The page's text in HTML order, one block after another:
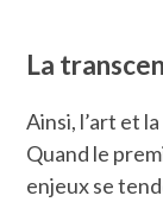
La
Ainsi, l’art et
Quand le
enjeux se